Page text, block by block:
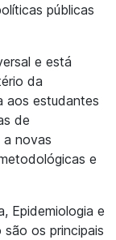
públicas
e está
da
aos estudantes
de
novas
e
Epidemiologia e
os principais